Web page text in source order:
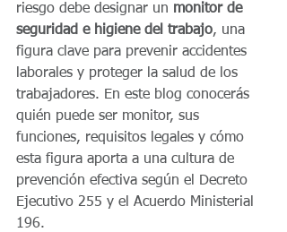
riesgo debe designar un monitor de
seguridad e higiene del trabajo, una
figura clave para prevenir accidentes
laborales y proteger la salud de los
trabajadores. En este blog conocerás
quién puede ser monitor, sus
funciones, requisitos legales y cómo
esta figura aporta a una cultura de
prevención efectiva según el Decreto
Ejecutivo 255 y el Acuerdo Ministerial
196.